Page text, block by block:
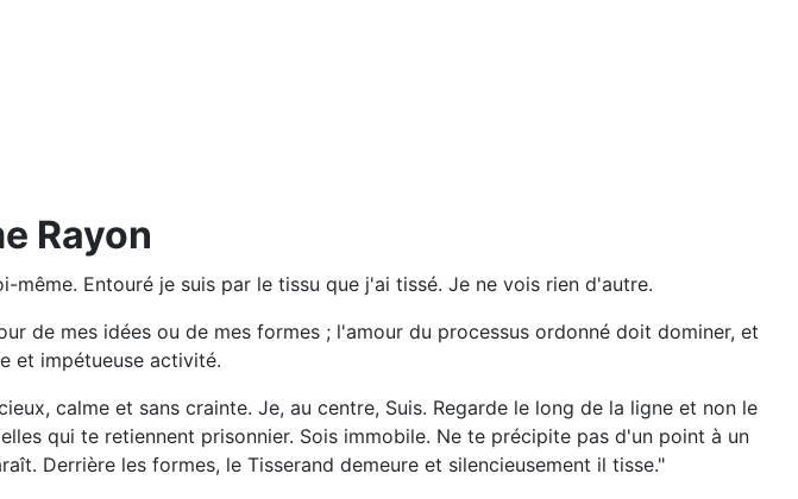
Rayon
Entouré je suis par le tissu que j'ai tissé. Je ne vois rien d'autre.
de mes idées ou de mes formes ; l'amour du processus ordonné doit dominer, et
et impétueuse activité.
calme et sans crainte. Je, au centre, Suis. Regarde le long de la ligne et non le
qui te retiennent prisonnier. Sois immobile. Ne te précipite pas d'un point à un
Derrière les formes, le Tisserand demeure et silencieusement il tisse."